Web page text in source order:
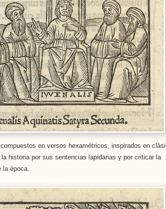
en versos hexamétricos, inspirados en
historia por sus sentencias lapidarias y por criticar la
la época.